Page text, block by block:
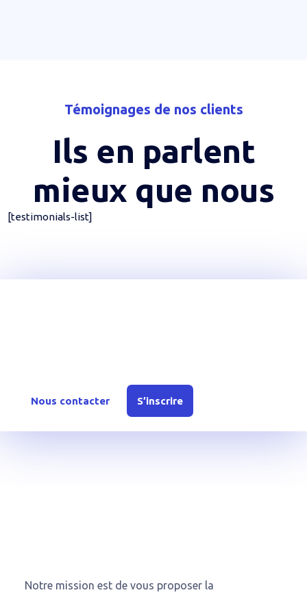
Témoignages de nos clients
Ils en parlent
mieux que nous
[testimonials-list]
Nous contacter S’inscrire
Notre mission est de vous proposer la